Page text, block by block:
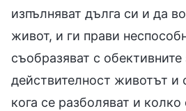
изпълняват дълга си и да
живот, и ги прави
съобразяват с обективните
действителност животът и
кога се разболяват и колко